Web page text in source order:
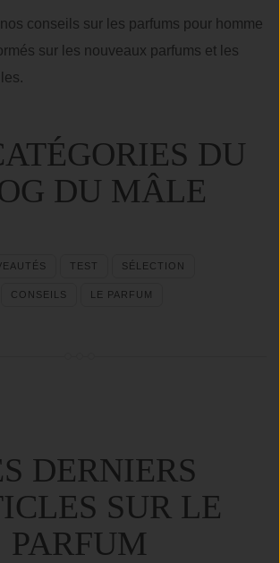
conseils sur les parfums pour homme
sur les nouveaux parfums et les
DU
DU MÂLE
TEST SÉLECTION
CONSEILS LE PARFUM
DERNIERS
SUR LE
PARFUM